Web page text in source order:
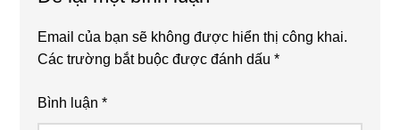
Email của bạn sẽ không được hiển thị công khai.
Các trường bắt buộc được đánh dấu*
Bình luận*